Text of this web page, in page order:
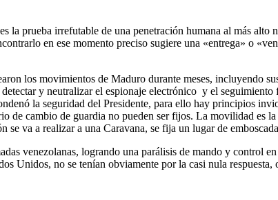
la prueba irrefutable de una penetración humana al más alto
en ese momento preciso sugiere una «entrega» o
los movimientos de Maduro durante meses, incluyendo
y neutralizar el espionaje electrónico y el
la seguridad del Presidente, para ello hay principios
de cambio de guardia no pueden ser fijos. La movilidad es
va a realizar a una Caravana, se fija un lugar de
venezolanas, logrando una parálisis de mando y control
Unidos, no se tenían obviamente por la casi nula respuesta,